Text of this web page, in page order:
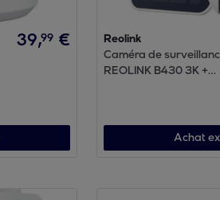
39,99 €
Reolink
Caméra de
REOLINK B430 3K +
Achat